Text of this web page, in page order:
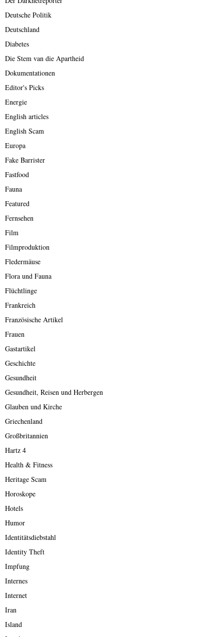
Deutsche Politik
Deutschland
Diabetes
Die Stem van die Apartheid
Dokumentationen
Editor's Picks
Energie
English articles
English Scam
Europa
Fake Barrister
Fastfood
Fauna
Featured
Fernsehen
Film
Filmproduktion
Fledermäuse
Flora und Fauna
Flüchtlinge
Frankreich
Französische Artikel
Frauen
Gastartikel
Geschichte
Gesundheit
Gesundheit, Reisen und Herbergen
Glauben und Kirche
Griechenland
Großbritannien
Hartz 4
Health & Fitness
Heritage Scam
Horoskope
Hotels
Humor
Identitätsdiebstahl
Identity Theft
Impfung
Internes
Internet
Iran
Island